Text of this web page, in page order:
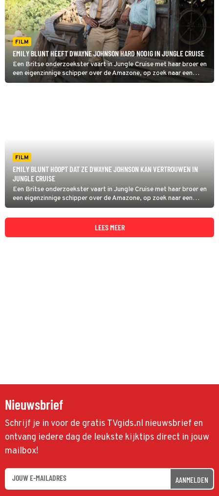
FILM
EMILY BLUNT HEEFT DWAYNE JOHNSON HARD NODIG IN JUNGLE CRUISE
Een Britse onderzoekster vaart in Jungle Cruise met haar broer en
een eigenzinnige schipper over de Amazone, op zoek naar een
mysterieus medicijn.
FILM
EMILY BLUNT HOOPT DAT ZE DWAYNE JOHNSON KAN VERTROUWEN IN
JUNGLE CRUISE
Een Britse onderzoekster vaart in Jungle Cruise met haar broer en
een eigenzinnige schipper over de Amazone, op zoek naar een
mysterieus medicijn.
LEES MEER
Nieuwsbrief
Schrijf je in voor de gratis TVgids.nl nieuwsbrief en
ontvang iedere dag de leukste kijktips direct in jouw
mailbox!
AANMELDEN